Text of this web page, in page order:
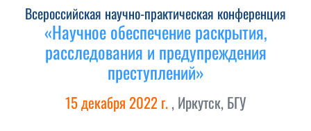
Всероссийская научно-практическая конференция
«Научное обеспечение раскрытия,
расследования и предупреждения
преступлений»
15 декабря 2022 г., Иркутск, БГУ